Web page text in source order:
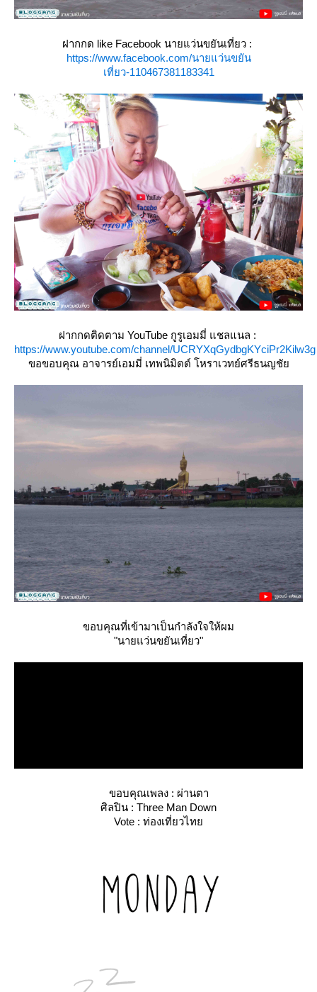
ฝากกด like Facebook นายแว่นขยันเที่ยว :
https://www.facebook.com/นายแว่นขยัน
เที่ยว-110467381183341
ฝากกดติดตาม YouTube กูรูเอมมี่ แชลแนล :
https://www.youtube.com/channel/UCRYXqGydbgKYciPr2Kilw3g
ขอขอบคุณ อาจารย์เอมมี่ เทพนิมิตต์ โหราเวทย์ศรีธนญชั
ขอบคุณที่เข้ามาเป็นกำลังใจให้ผม
"นายแว่นขยันเที่ยว"
ขอบคุณเพลง : ผ่านตา
ศิลปิน : Three Man Down
Vote : ท่องเที่ยวไท